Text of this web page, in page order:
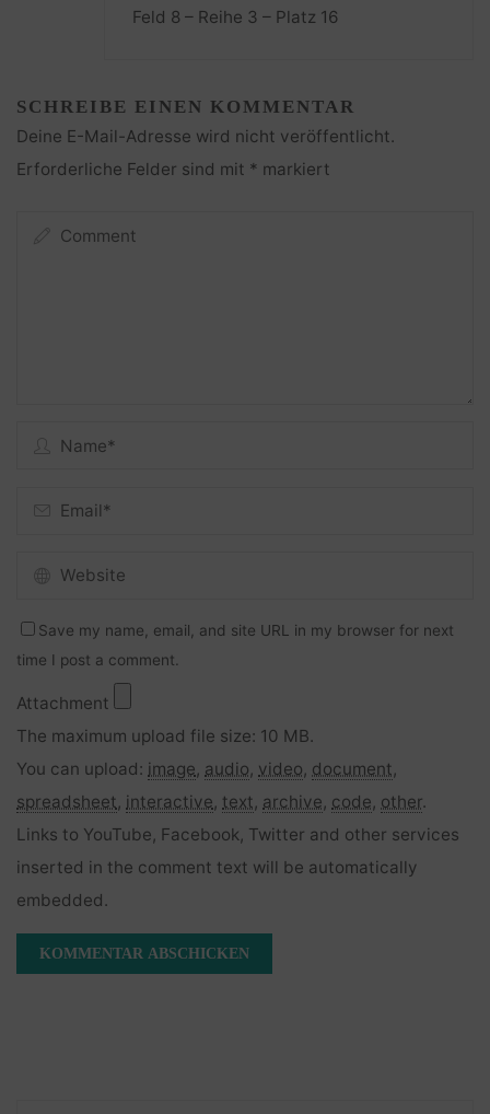
Feld 8 – Reihe 3 – Platz 16
SCHREIBE EINEN KOMMENTAR
Deine E-Mail-Adresse wird nicht veröffentlicht.
Erforderliche Felder sind mit * markiert
Save my name, email, and site URL in my browser for next
time I post a comment.
Attachment
The maximum upload file size: 10 MB.
You can upload: image, audio, video, document,
spreadsheet, interactive, text, archive, code, other.
Links to YouTube, Facebook, Twitter and other services
inserted in the comment text will be automatically
embedded.